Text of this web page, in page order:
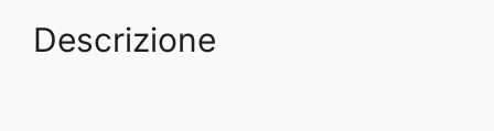
Descrizione